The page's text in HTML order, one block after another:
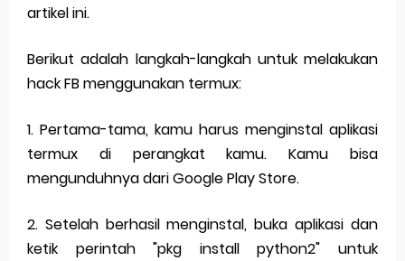
artikel ini.
Berikut adalah langkah-langkah untuk melakukan
hack FB menggunakan termux:
1. Pertama-tama, kamu harus menginstal aplikasi
termux di perangkat kamu. Kamu bisa
mengunduhnya dari Google Play Store.
2. Setelah berhasil menginstal, buka aplikasi dan
ketik perintah "pkg install python2" untuk